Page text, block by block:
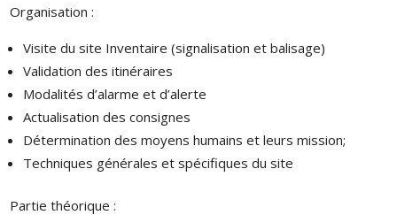
Organisation :
Visite du site Inventaire (signalisation et balisage)
Validation des itinéraires
Modalités d’alarme et d’alerte
Actualisation des consignes
Détermination des moyens humains et leurs mission;
Techniques générales et spécifiques du site
Partie théorique :